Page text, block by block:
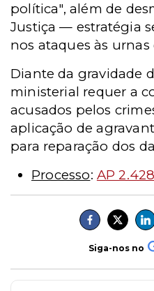
política", além de
Justiça — estratégia
nos ataques às urnas
Diante da gravidade
ministerial requer a
acusados pelos
aplicação de
para reparação dos
Processo: AP 2.428
Siga-nos no